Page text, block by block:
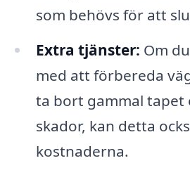
som behövs för att
Extra tjänster: Om
med att förbereda
ta bort gammal tapet
skador, kan detta
kostnaderna.